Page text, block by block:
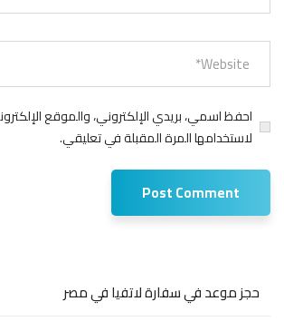
احفظ اسمي، بريدي الإلكتروني، والموقع
لاستخدامها المرة المقبلة في تعليقي.
حجز موعد في سفارة لاتفيا في مصر